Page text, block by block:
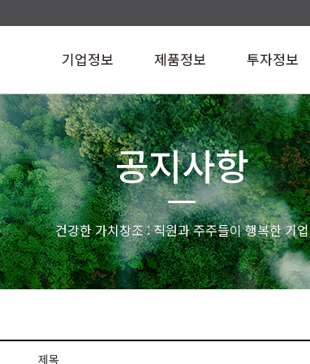
기업정보 제품정보 투자정보
공지사항
건강한 가치창조 : 직원과 주주들이 행복한 기업
제목